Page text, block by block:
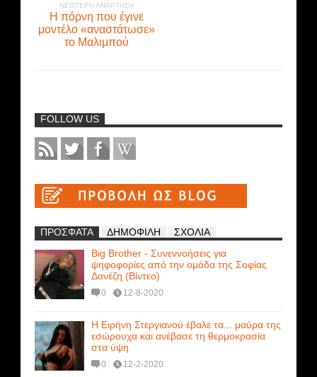
ΝΕΌΤΕΡΗ ΑΝΆΡΤΗΣΗ
Η πόρνη που έγινε
μοντέλο «αναστάτωσε»
το Μαλιμπού
FOLLOW US
ΠΡΟΣΦΑΤΑ ΔΗΜΟΦΙΛΗ
ΣΧΟΛΙΑ
Big Brother - Συνεννοήσεις για
ψηφοφορίες από την ομάδα της Σοφίας
Δανέζη (Βίντεο)
0 12-8-2020
Η Ειρήνη Στεργιανού έβαλε τα... μαύρα της
εσώρουχα και ανέβασε τη θερμοκρασία
στα ύψη
0 12-2-2020